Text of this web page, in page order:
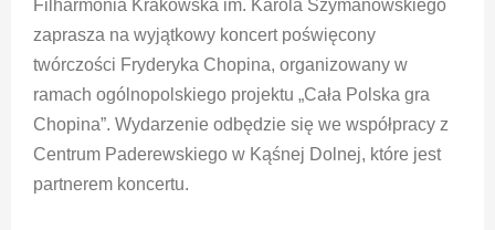
Filharmonia Krakowska im. Karola Szymanowskiego
zaprasza na wyjątkowy koncert poświęcony
twórczości Fryderyka Chopina, organizowany w
ramach ogólnopolskiego projektu „Cała Polska gra
Chopina”. Wydarzenie odbędzie się we współpracy z
Centrum Paderewskiego w Kąśnej Dolnej, które jest
partnerem koncertu.